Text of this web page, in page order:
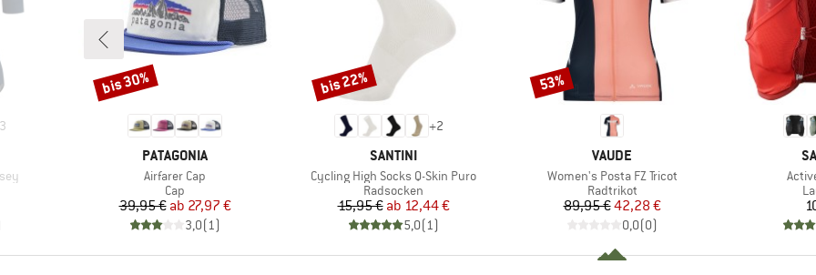
3
MARKE
PATAGONIA
Artikel
Airfarer Cap
Produktgruppe
Cap
Preis
39,95 € reduzierter Preis
ab 27,97 €
3,0(1)
Rabatt
bis 30%
+2
MARKE
SANTINI
Artikel
Cycling High Socks Q-Skin Puro
Produktgruppe
Radsocken
Preis
15,95 € reduzierter Preis
ab 12,44 €
5,0(1)
Rabatt
bis 22%
MARKE
VAUDE
Artikel
Women's Posta FZ Tricot
Produktgruppe
Radtrikot
Preis
89,95 €reduzierter Preis
42,28 €
0,0(0)
Rabatt
53%